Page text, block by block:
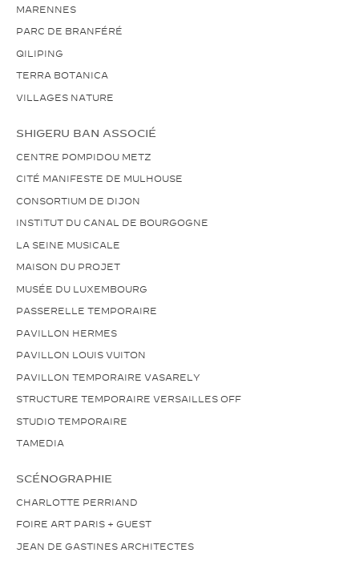
MARENNES
PARC DE BRANFÉRÉ
QILIPING
TERRA BOTANICA
VILLAGES NATURE
SHIGERU BAN ASSOCIÉ
CENTRE POMPIDOU METZ
CITÉ MANIFESTE DE MULHOUSE
CONSORTIUM DE DIJON
INSTITUT DU CANAL DE BOURGOGNE
LA SEINE MUSICALE
MAISON DU PROJET
MUSÉE DU LUXEMBOURG
PASSERELLE TEMPORAIRE
PAVILLON HERMES
PAVILLON LOUIS VUITON
PAVILLON TEMPORAIRE VASARELY
STRUCTURE TEMPORAIRE VERSAILLES OFF
STUDIO TEMPORAIRE
TAMEDIA
SCÉNOGRAPHIE
CHARLOTTE PERRIAND
FOIRE ART PARIS + GUEST
JEAN DE GASTINES ARCHITECTES